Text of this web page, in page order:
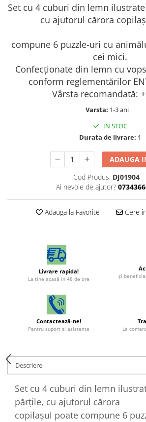
Set cu 4 cuburi din lemn
cu ajutorul cărora
compune 6 puzzle-uri cu
cei mici.
Confecționate din lemn cu
conform reglementărilor
Vârsta recomandată:
Varsta: 1-3 ani
IN STOC
Durata de livrare: 1
ADAUGA
Cod Produs: DJ01904
Ai nevoie de ajutor?
Adauga la Favorite Cere
Livrare rapida!
La tine acasă in 48 de ore
şi
Contactează-ne!
Pentru suport si asistenta La
Descriere
Set cu 4 cuburi din lemn
părțile, cu ajutorul cărora
copilașul poate compune 6